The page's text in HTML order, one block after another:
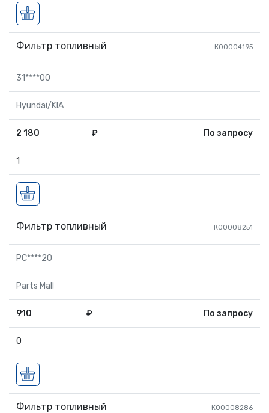
Фильтр топливный К00004195
31****00
Hyundai/KIA
2 180 ₽ По запросу
1
Фильтр топливный К00008251
PC****20
Parts Mall
910 ₽ По запросу
0
Фильтр топливный К00008286